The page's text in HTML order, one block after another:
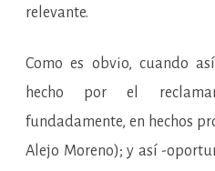
relevante.
Como es obvio, cuando
hecho por el
fundadamente, en hechos
Alejo Moreno); y así -